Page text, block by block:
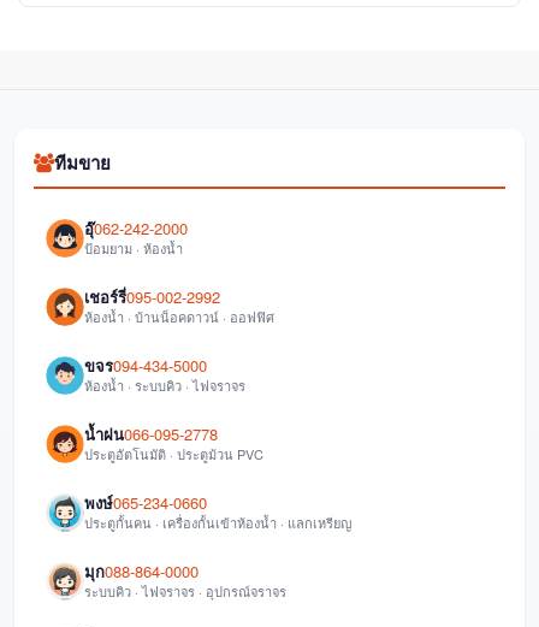
ทีมขาย
อุ๊062-242-2000
ป้อมยาม · ห้องน้ำ
เชอร์รี่095-002-2992
ห้องน้ำ · บ้านน็อคดาวน์ · ออฟฟิศ
ขจร094-434-5000
ห้องน้ำ · ระบบคิว · ไฟจราจร
น้ำฝน066-095-2778
ประตูอัตโนมัติ · ประตูม้วน PVC
พงษ์065-234-0660
ประตูกั้นคน · เครื่องกั้นเข้าห้องน้ำ · แลกเหรียญ
มุก088-864-0000
ระบบคิว · ไฟจราจร · อุปกรณ์จราจร